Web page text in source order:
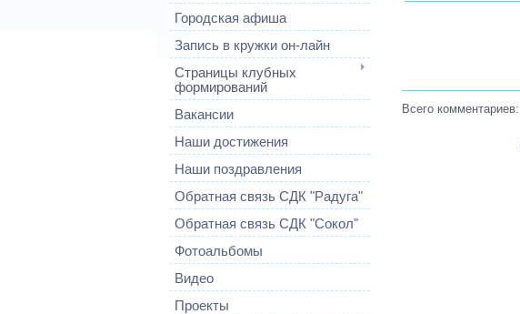
Городская афиша
Запись в кружки он-лайн
Страницы клубных
формирований
Вакансии
Наши достижения
Наши поздравления
Обратная связь СДК "Радуга"
Обратная связь СДК "Сокол"
Фотоальбомы
Видео
Проекты
Всего комментариев: